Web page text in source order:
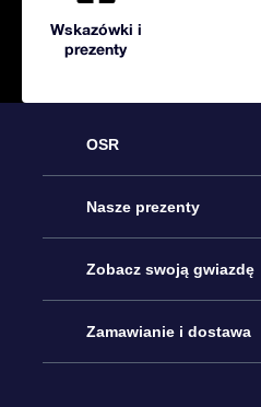
Wskazówki i
prezenty
OSR
Obsługa
Kontakt
Blog
Nasze prezenty
Podarunek Gwiazda
Pakiet Podarunkowy OSR
Zobacz swoją gwiazdę
Rejestr Gwiazd
Zamawianie i dostawa